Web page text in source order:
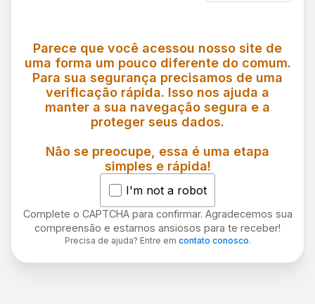
Parece que você acessou nosso site de
uma forma um pouco diferente do comum.
Para sua segurança precisamos de uma
verificação rápida. Isso nos ajuda a
manter a sua navegação segura e a
proteger seus dados.
Não se preocupe, essa é uma etapa
simples e rápida!
I'm not a robot
Complete o CAPTCHA para confirmar. Agradecemos sua
compreensão e estamos ansiosos para te receber!
Precisa de ajuda? Entre em contato conosco.